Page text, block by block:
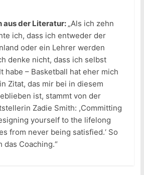
aus der Literatur: „Als ich zehn
ich, dass ich entweder der
oder ein Lehrer werden
denke nicht, dass ich selbst
habe – Basketball hat eher mich
Zitat, das mir bei in diesem
ist, stammt von der
Zadie Smith: ,Committing
yourself to the lifelong
from never being satisfied.‘ So
das Coaching.“